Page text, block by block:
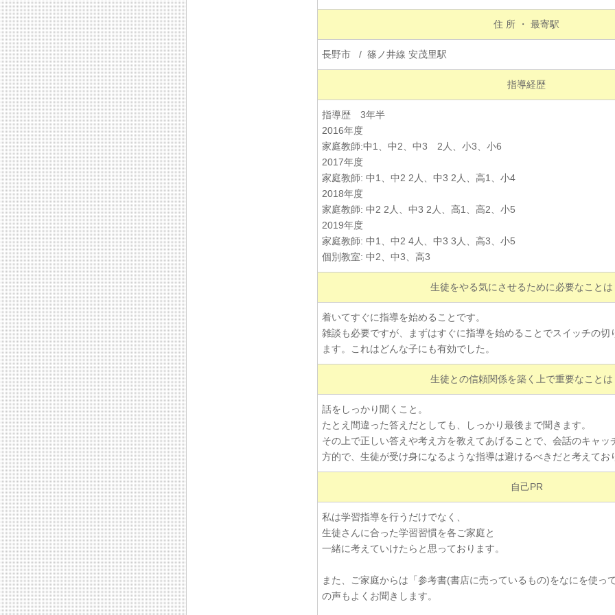
住 所 ・ 最寄駅
長野市 / 篠ノ井線 安茂里駅
指導経歴
指導歴 3年半
2016年度
家庭教師:中1、中2、中3 2人、小3、小6
2017年度
家庭教師: 中1、中2 2人、中3 2人、高1、小4
2018年度
家庭教師: 中2 2人、中3 2人、高1、高2、小5
2019年度
家庭教師: 中1、中2 4人、中3 3人、高3、小5
個別教室: 中2、中3、高3
生徒をやる気にさせるために必要なことは
着いてすぐに指導を始めることです。
雑談も必要ですが、まずはすぐに指導を始めることでスイッチの切
ます。これはどんな子にも有効でした。
生徒との信頼関係を築く上で重要なことは
話をしっかり聞くこと。
たとえ間違った答えだとしても、しっかり最後まで聞きます。
その上で正しい答えや考え方を教えてあげることで、会話のキャッ
方的で、生徒が受け身になるような指導は避けるべきだと考えてお
自己PR
私は学習指導を行うだけでなく、
生徒さんに合った学習習慣を各ご家庭と
一緒に考えていけたらと思っております。
また、ご家庭からは「参考書(書店に売っているもの)をなにを使っ
の声もよくお聞きします。